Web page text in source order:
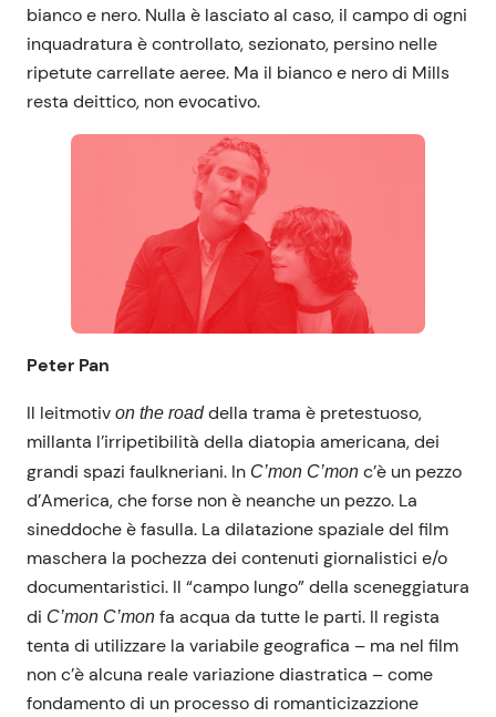
bianco e nero. Nulla è lasciato al caso, il campo di ogni
inquadratura è controllato, sezionato, persino nelle
ripetute carrellate aeree. Ma il bianco e nero di Mills
resta deittico, non evocativo.
Peter Pan
Il leitmotiv on the roaddella trama è pretestuoso,
millanta l’irripetibilità della diatopia americana, dei
grandi spazi faulkneriani. In C’mon C’mon c’è un pezzo
d’America, che forse non è neanche un pezzo. La
sineddoche è fasulla. La dilatazione spaziale del film
maschera la pochezza dei contenuti giornalistici e/o
documentaristici. Il “campo lungo” della sceneggiatura
di C’mon C’mon fa acqua da tutte le parti. Il regista
tenta di utilizzare la variabile geografica – ma nel film
non c’è alcuna reale variazione diastratica – come
fondamento di un processo di romanticizazzione